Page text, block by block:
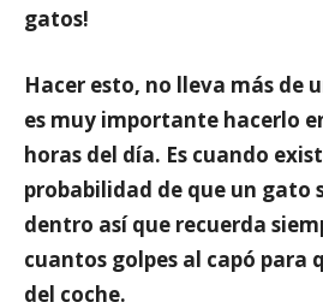
gatos!
Hacer esto, no lleva más de
es muy importante hacerlo
horas del día. Es cuando
probabilidad de que un gato
dentro así que recuerda
cuantos golpes al capó para
del coche.